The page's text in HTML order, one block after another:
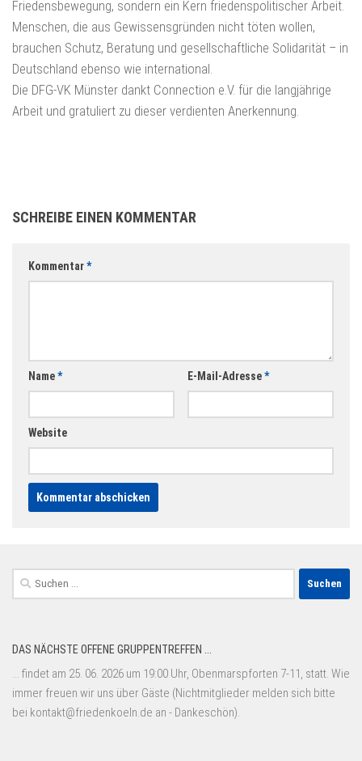
Friedensbewegung, sondern ein Kern friedenspolitischer Arbeit.
Menschen, die aus Gewissensgründen nicht töten wollen,
brauchen Schutz, Beratung und gesellschaftliche Solidarität – in
Deutschland ebenso wie international.
Die DFG-VK Münster dankt Connection e.V. für die langjährige
Arbeit und gratuliert zu dieser verdienten Anerkennung.
SCHREIBE EINEN KOMMENTAR
Kommentar*
Name* E-Mail-Adresse*
Website
Suchen
nach:
DAS NÄCHSTE OFFENE GRUPPENTREFFEN ...
... findet am 25. 06. 2026 um 19:00 Uhr, Obenmarspforten 7-11, statt. Wie
immer freuen wir uns über Gäste (Nichtmitglieder melden sich bitte
bei kontakt@friedenkoeln.de an - Dankeschön).